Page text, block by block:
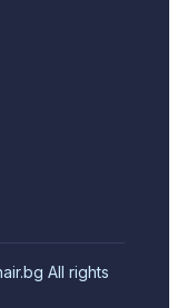
All rights